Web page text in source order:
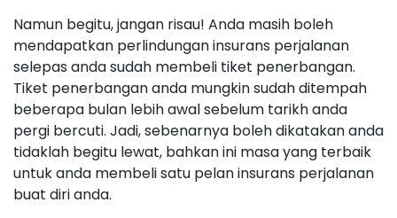
Namun begitu, jangan risau! Anda masih boleh
mendapatkan perlindungan insurans perjalanan
selepas anda sudah membeli tiket penerbangan.
Tiket penerbangan anda mungkin sudah ditempah
beberapa bulan lebih awal sebelum tarikh anda
pergi bercuti. Jadi, sebenarnya boleh dikatakan anda
tidaklah begitu lewat, bahkan ini masa yang terbaik
untuk anda membeli satu pelan insurans perjalanan
buat diri anda.